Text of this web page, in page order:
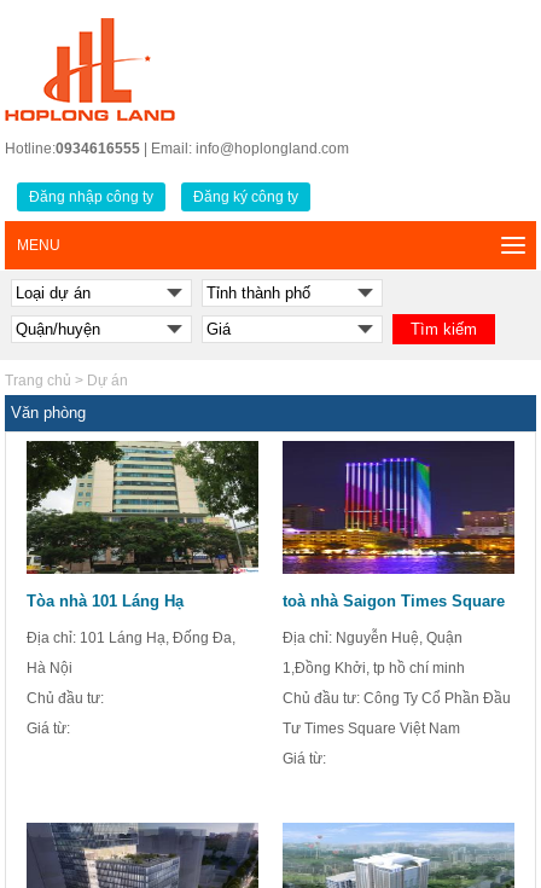
Hotline:0934616555 | Email: info@hoplongland.com
Đăng nhập công ty Đăng ký công ty
MENU
Trang chủ > Dự án
Văn phòng
Tòa nhà 101 Láng Hạ
Địa chỉ: 101 Láng Hạ, Đống Đa,
Hà Nội
Chủ đầu tư:
Giá từ:
toà nhà Saigon Times Square
Địa chỉ: Nguyễn Huệ, Quận
1,Đồng Khởi, tp hồ chí minh
Chủ đầu tư: Công Ty Cổ Phần Đầu
Tư Times Square Việt Nam
Giá từ: